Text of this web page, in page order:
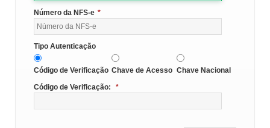
Número da NFS-e *
Tipo Autenticação
Código de Verificação Chave de Acesso Chave Nacional
Código de Verificação:
*